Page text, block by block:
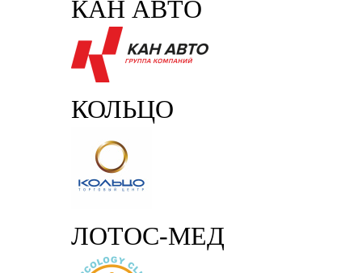
КАН АВТО
КОЛЬЦО
ЛОТОС-МЕД